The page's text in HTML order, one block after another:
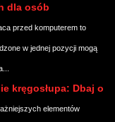
dla osób
przed komputerem to
w jednej pozycji mogą
kręgosłupa: Dbaj o
elementów